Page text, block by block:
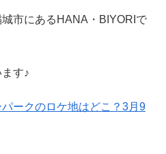
市にあるHANA・BIYORIで
す♪
パークのロケ地はどこ？3月9